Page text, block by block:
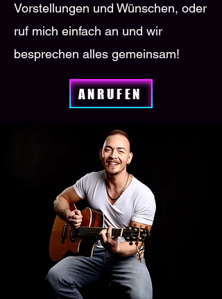
Vorstellungen und Wünschen, oder
ruf mich einfach an und wir
besprechen alles gemeinsam!
ANRUFEN